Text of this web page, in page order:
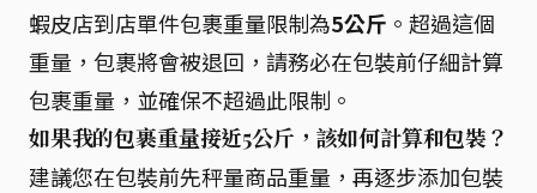
蝦皮店到店單件包裹重量限制為5公斤 。超過這個
重量，包裹將會被退回，請務必在包裝前仔細計算
包裹重量，並確保不超過此限制。
如果我的包裹重量接近5公斤，該如何計算和包裝？
建議您在包裝前先秤量商品重量，再逐步添加包裝